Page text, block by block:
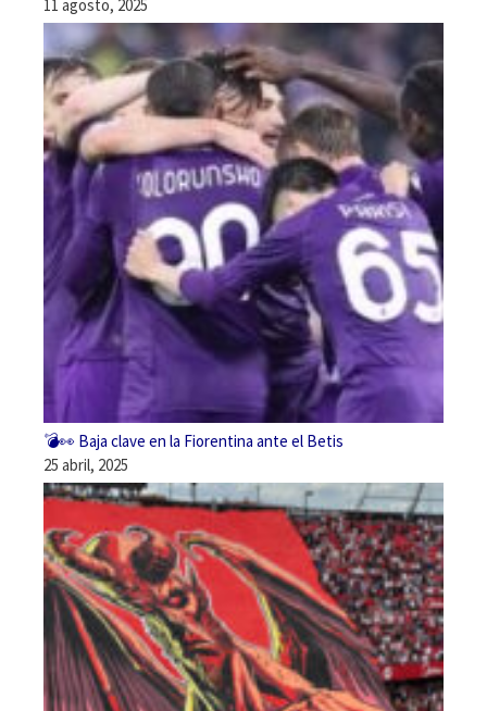
11 agosto, 2025
💣👀 Baja clave en la Fiorentina ante el Betis
25 abril, 2025